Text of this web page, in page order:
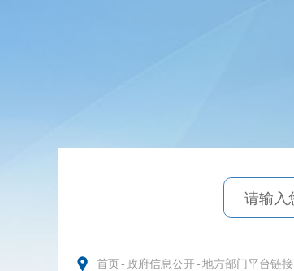
首页 - 政府信息公开- 地方部门平台链接